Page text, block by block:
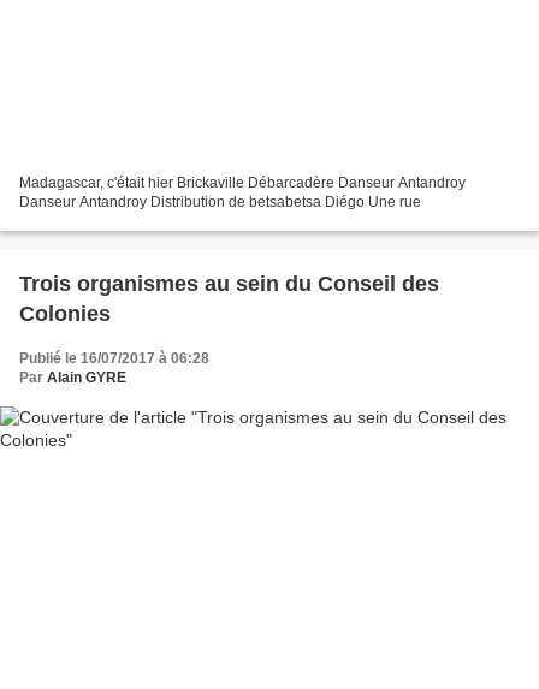
Madagascar, c'était hier Brickaville Débarcadère Danseur Antandroy
Danseur Antandroy Distribution de betsabetsa Diégo Une rue
Trois organismes au sein du Conseil des
Colonies
Publié le 16/07/2017 à 06:28
Par Alain GYRE